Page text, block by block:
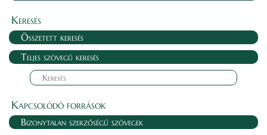
Keresés
Összetett keresés
Teljes szövegű keresés
Kapcsolódó források
Bizonytalan szerzőségű szövegek